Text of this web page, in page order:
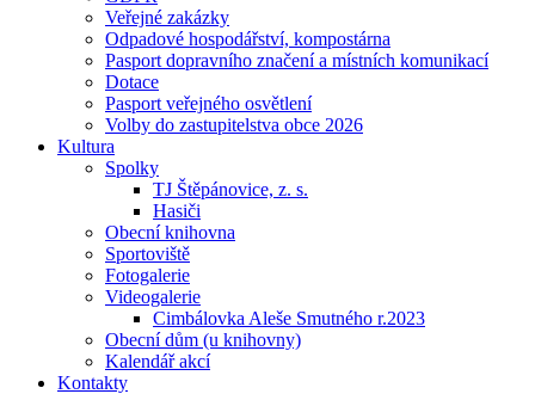
Veřejné zakázky
Odpadové hospodářství, kompostárna
Pasport dopravního značení a místních komunikací
Dotace
Pasport veřejného osvětlení
Volby do zastupitelstva obce 2026
Kultura
Spolky
TJ Štěpánovice, z. s.
Hasiči
Obecní knihovna
Sportoviště
Fotogalerie
Videogalerie
Cimbálovka Aleše Smutného r.2023
Obecní dům (u knihovny)
Kalendář akcí
Kontakty